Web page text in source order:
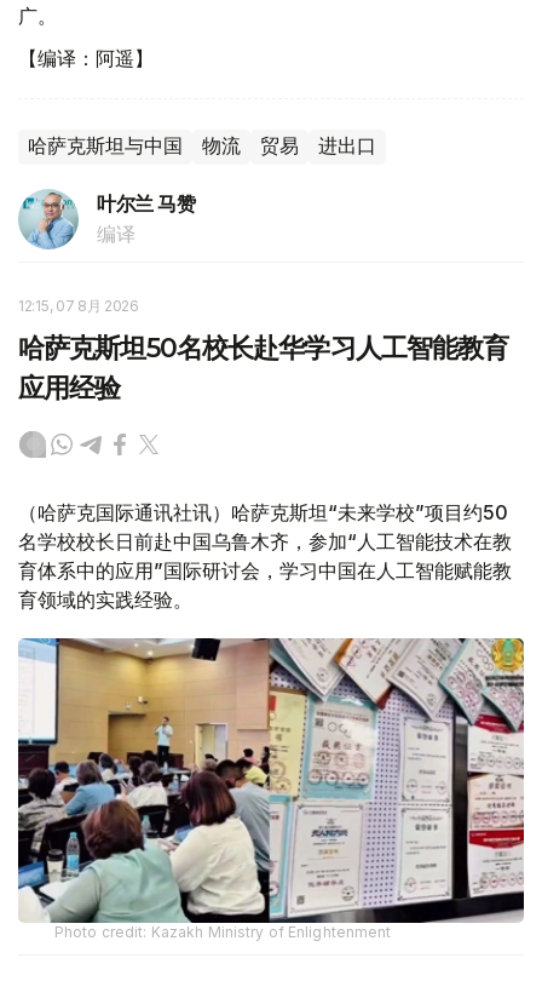
广。
【编译：阿遥】
哈萨克斯坦与中国 物流 贸易 进出口
叶尔兰 马赞
编译
12:15, 07 8月 2026
哈萨克斯坦50名校长赴华学习人工智能教育
应用经验
（哈萨克国际通讯社讯）哈萨克斯坦“未来学校”项目约50
名学校校长日前赴中国乌鲁木齐，参加“人工智能技术在教
育体系中的应用”国际研讨会，学习中国在人工智能赋能教
育领域的实践经验。
Photo credit: Kazakh Ministry of Enlightenment